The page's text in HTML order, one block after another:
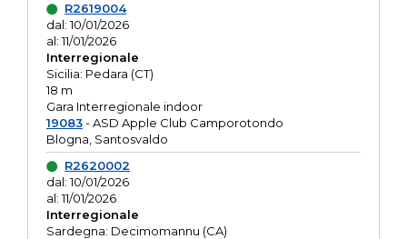
R2619004
dal: 10/01/2026
al: 11/01/2026
Interregionale
Sicilia: Pedara (CT)
18 m
Gara Interregionale indoor
19083- ASD Apple Club Camporotondo
Blogna, Santosvaldo
R2620002
dal: 10/01/2026
al: 11/01/2026
Interregionale
Sardegna: Decimomannu (CA)